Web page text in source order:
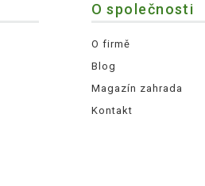
O společnosti
O firmě
Blog
Magazín zahrada
Kontakt